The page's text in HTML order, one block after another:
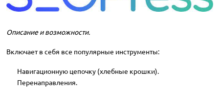
Описание и возможности.
Включает в себя все популярные инструменты:
Навигационную цепочку (хлебные крошки).
Перенаправления.